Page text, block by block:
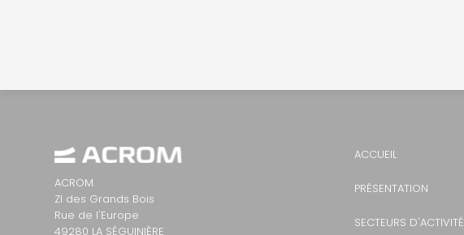
ACROM
ZI des Grands Bois
Rue de l'Europe
49280 LA SÉGUINIÈRE
ACCUEIL
PRÉSENTATION
SECTEURS D'ACTIVITÉ